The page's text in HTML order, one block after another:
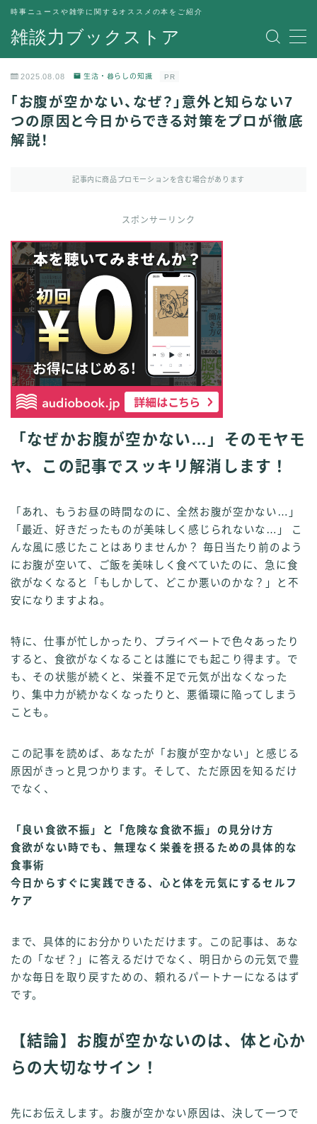
雑談力ブックストア
時事ニュースや雑学に関するオススメの本をご紹介
MENU
運営者情報
2025.08.08 生活・暮らしの知識 PR
「お腹が空かない、なぜ？」意外と知らない7
つの原因と今日からできる対策をプロが徹底
解説！
記事内に商品プロモーションを含む場合があります
スポンサーリンク
「なぜかお腹が空かない…」そのモヤモ
ヤ、この記事でスッキリ解消します！
「あれ、もうお昼の時間なのに、全然お腹が空かない…」
「最近、好きだったものが美味しく感じられないな…」 こ
んな風に感じたことはありませんか？ 毎日当たり前のよう
にお腹が空いて、ご飯を美味しく食べていたのに、急に食
欲がなくなると「もしかして、どこか悪いのかな？」と不
安になりますよね。
特に、仕事が忙しかったり、プライベートで色々あったり
すると、食欲がなくなることは誰にでも起こり得ます。で
も、その状態が続くと、栄養不足で元気が出なくなった
り、集中力が続かなくなったりと、悪循環に陥ってしまう
ことも。
この記事を読めば、あなたが「お腹が空かない」と感じる
原因がきっと見つかります。そして、ただ原因を知るだけ
でなく、
「良い食欲不振」と「危険な食欲不振」の見分け方
食欲がない時でも、無理なく栄養を摂るための具体的な
食事術
今日からすぐに実践できる、心と体を元気にするセルフ
ケア
まで、具体的にお分かりいただけます。この記事は、あな
たの「なぜ？」に答えるだけでなく、明日からの元気で豊
かな毎日を取り戻すための、頼れるパートナーになるはず
です。
【結論】お腹が空かないのは、体と心か
らの大切なサイン！
先にお伝えします。お腹が空かない原因は、決して一つで